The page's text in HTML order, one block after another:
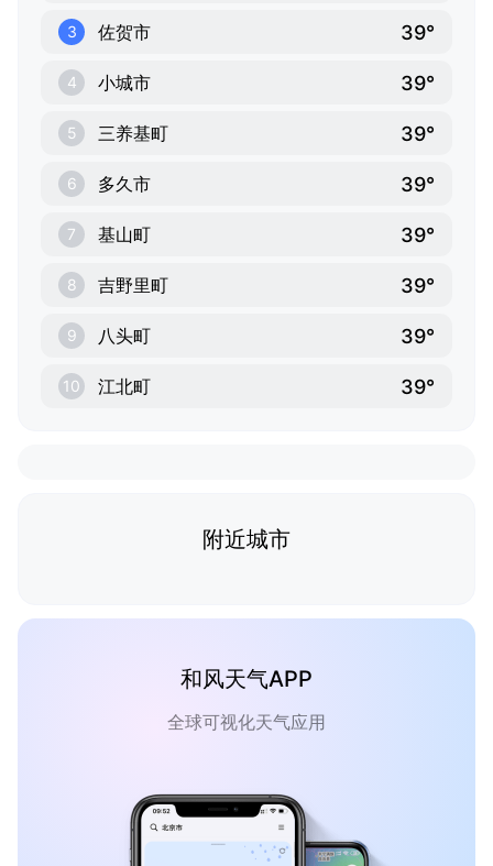
3 佐贺市 39°
4 小城市 39°
5 三养基町 39°
6 多久市 39°
7 基山町 39°
8 吉野里町 39°
9 八头町 39°
10 江北町 39°
附近城市
和风天气APP
全球可视化天气应用